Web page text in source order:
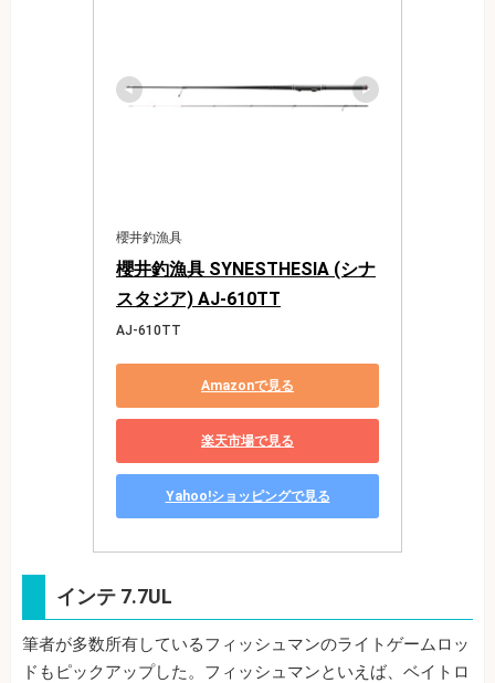
櫻井釣漁具
櫻井釣漁具 SYNESTHESIA (シナ
スタジア) AJ-610TT
AJ-610TT
Amazonで見る
楽天市場で見る
Yahoo!ショッピングで見る
インテ 7.7UL
筆者が多数所有しているフィッシュマンのライトゲームロッ
ドもピックアップした。フィッシュマンといえば、ベイトロ